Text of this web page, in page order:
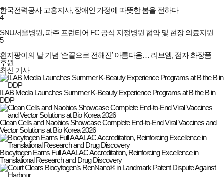
한국전력공사 고흥지사, 장애인 가정에 따뜻한 봄을 전하다
4
SNU서울병원, 파주 프런티어 FC 공식 지정병원 협약 및 현장 의료지원
5
흰지팡이의 날 기념 ‘손끝으로 전해진’ 아름다움… 리브엠, 점자 화장품
후원
최신 기사
ILAB Media Launches Summer K-Beauty Experience Programs at B the B in
DDP
Clean Cells and Naobios Showcase Complete End-to-End Viral Vaccines and
Vector Solutions at Bio Korea 2026
Biocytogen Earns Full AAALAC Accreditation, Reinforcing Excellence in
Translational Research and Drug Discovery